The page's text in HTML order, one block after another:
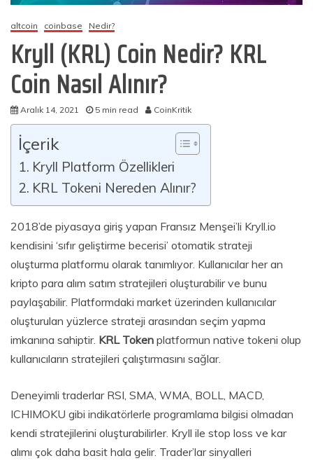
altcoin coinbase Nedir?
Kryll (KRL) Coin Nedir? KRL
Coin Nasıl Alınır?
Aralık 14, 2021 5 min read CoinKritik
İçerik
Kryll Platform Özellikleri
KRL Tokeni Nereden Alınır?
2018’de piyasaya giriş yapan Fransız Menşei’li Kryll.io
kendisini ‘sıfır geliştirme becerisi’ otomatik strateji
oluşturma platformu olarak tanımlıyor. Kullanıcılar her an
kripto para alım satım stratejileri oluşturabilir ve bunu
paylaşabilir. Platformdaki market üzerinden kullanıcılar
oluşturulan yüzlerce strateji arasından seçim yapma
imkanına sahiptir. KRL Token platformun native tokeni olup
kullanıcıların stratejileri çalıştırmasını sağlar.
Deneyimli traderlar RSI, SMA, WMA, BOLL, MACD,
ICHIMOKU gibi indikatörlerle programlama bilgisi olmadan
kendi stratejilerini oluşturabilirler. Kryll ile stop loss ve kar
alımı çok daha basit hala gelir. Trader’lar sinyalleri